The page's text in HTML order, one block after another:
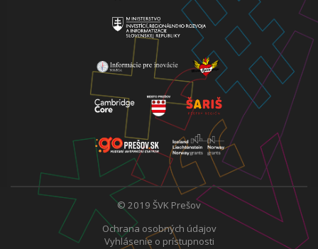
© 2019 ŠVK Prešov
Ochrana osobných údajov
Vyhlásenie o prístupnosti